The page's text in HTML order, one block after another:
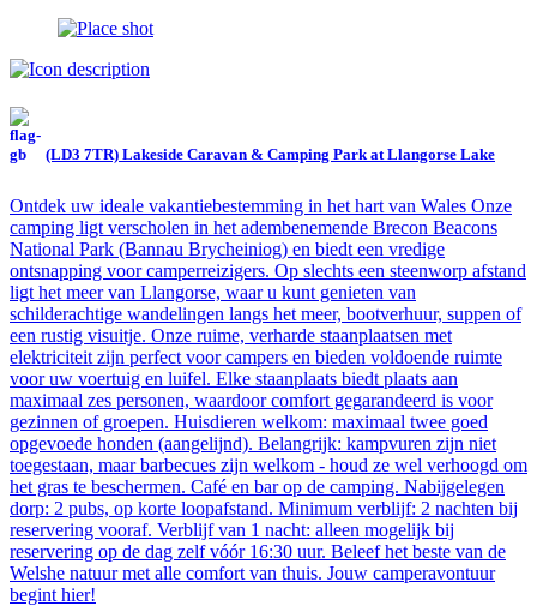
(LD3 7TR) Lakeside Caravan & Camping Park at Llangorse Lake
Ontdek uw ideale vakantiebestemming in het hart van Wales Onze
camping ligt verscholen in het adembenemende Brecon Beacons
National Park (Bannau Brycheiniog) en biedt een vredige
ontsnapping voor camperreizigers. Op slechts een steenworp afstand
ligt het meer van Llangorse, waar u kunt genieten van
schilderachtige wandelingen langs het meer, bootverhuur, suppen of
een rustig visuitje. Onze ruime, verharde staanplaatsen met
elektriciteit zijn perfect voor campers en bieden voldoende ruimte
voor uw voertuig en luifel. Elke staanplaats biedt plaats aan
maximaal zes personen, waardoor comfort gegarandeerd is voor
gezinnen of groepen. Huisdieren welkom: maximaal twee goed
opgevoede honden (aangelijnd). Belangrijk: kampvuren zijn niet
toegestaan, maar barbecues zijn welkom - houd ze wel verhoogd om
het gras te beschermen. Café en bar op de camping. Nabijgelegen
dorp: 2 pubs, op korte loopafstand. Minimum verblijf: 2 nachten bij
reservering vooraf. Verblijf van 1 nacht: alleen mogelijk bij
reservering op de dag zelf vóór 16:30 uur. Beleef het beste van de
Welshe natuur met alle comfort van thuis. Jouw camperavontuur
begint hier!